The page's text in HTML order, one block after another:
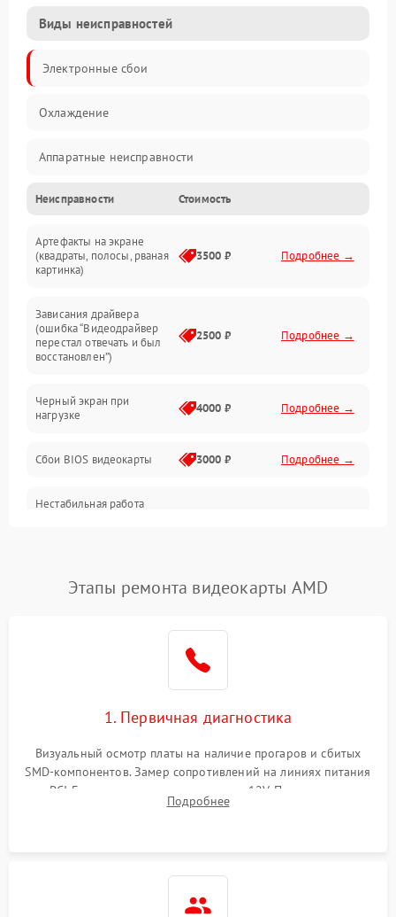
Виды неисправностей
Электронные сбои
Охлаждение
Аппаратные неисправности
Перегрев и термопроблемы
Видео
Интерфейсные и коммуникационные проблемы
Электропитание
ПО
Электронные компоненты
Общие поломки
Механические повреждения
Неисправности Стоимость
Артефакты на экране
(квадраты, полосы, рваная
картинка)
3500 ₽ Подробнее →
Зависания драйвера
(ошибка “Видеодрайвер
перестал отвечать и был
восстановлен”)
2500 ₽ Подробнее →
Черный экран при
нагрузке
4000 ₽ Подробнее →
Сбои BIOS видеокарты 3000 ₽ Подробнее →
Нестабильная работа
Этапы ремонта видеокарты AMD
1. Первичная диагностика
Визуальный осмотр платы на наличие прогаров и сбитых
SMD-компонентов. Замер сопротивлений на линиях питания
PCI-E и дополнительных разъемах 12V. Проверка на
короткое замыкание основных дросселей питания GPU и
Подробнее